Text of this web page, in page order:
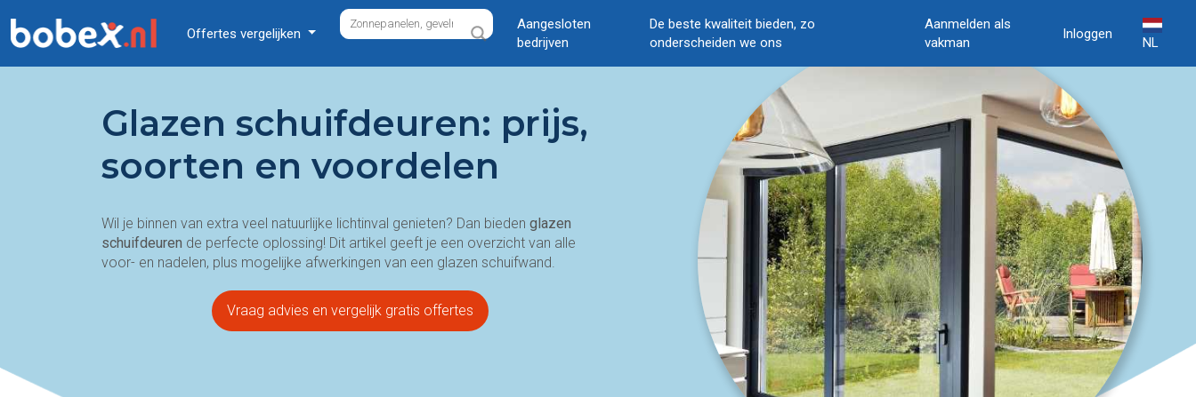
Offertes vergelijken
Aangesloten
bedrijven
De beste kwaliteit bieden, zo
onderscheiden we ons
Aanmelden als
vakman
Inloggen
NL
Glazen schuifdeuren: prijs,
soorten en voordelen
Wil je binnen van extra veel natuurlijke lichtinval genieten? Dan bieden glazen
schuifdeuren de perfecte oplossing! Dit artikel geeft je een overzicht van alle
voor- en nadelen, plus mogelijke afwerkingen van een glazen schuifwand.
Vraag advies en vergelijk gratis offertes